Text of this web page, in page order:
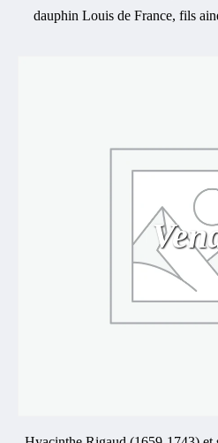
dauphin Louis de France, fils